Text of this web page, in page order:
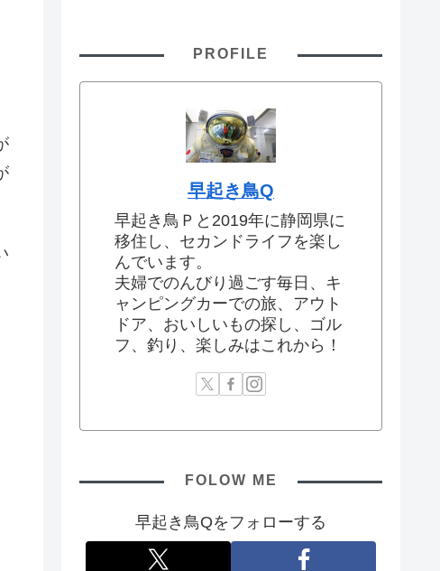
PROFILE
早起き鳥Q
早起き鳥Ｐと2019年に静岡県に
移住し、セカンドライフを楽し
んでいます。
夫婦でのんびり過ごす毎日、キ
ャンピングカーでの旅、アウト
ドア、おいしいもの探し、ゴル
フ、釣り、楽しみはこれから！
FOLOW ME
早起き鳥Qをフォローする